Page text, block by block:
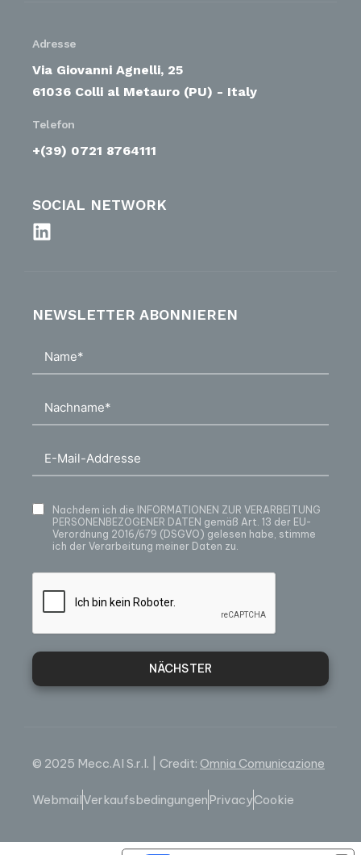
Adresse
Via Giovanni Agnelli, 25
61036 Colli al Metauro (PU) - Italy
Telefon
+(39) 0721 8764111
SOCIAL NETWORK
NEWSLETTER ABONNIEREN
Nachdem ich die INFORMATIONEN ZUR VERARBEITUNG
PERSONENBEZOGENER DATEN gemäß Art. 13 der EU-
Verordnung 2016/679 (DSGVO) gelesen habe, stimme
ich der Verarbeitung meiner Daten zu.
NÄCHSTER
© 2025 Mecc.Al S.r.l. | Credit: Omnia Comunicazione
WebmailVerkaufsbedingungenPrivacyCookie